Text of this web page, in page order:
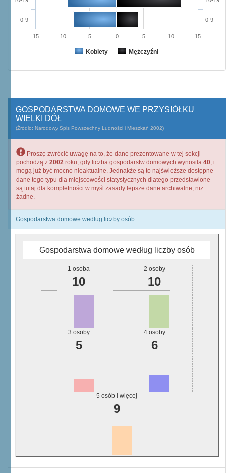
Kobiety Mężczyźni
0-9 0-9
15 10 5 0 5 10 15
GOSPODARSTWA DOMOWE WE PRZYSIÓŁKU
WIELKI DÓŁ
(Źródło: Narodowy Spis Powszechny Ludności i Mieszkań 2002)
Proszę zwrócić uwagę na to, że dane prezentowane w tej sekcji
pochodzą z 2002 roku, gdy liczba gospodarstw domowych wynosiła 40, i
mogą już być mocno nieaktualne. Jednakże są to najświeższe dostępne
dane tego typu dla miejscowości statystycznych dlatego przedstawione
są tutaj dla kompletności w myśl zasady lepsze dane archiwalne, niż
żadne.
Gospodarstwa domowe według liczby osób
Gospodarstwa domowe według liczby osób
1 osoba
10
2 osoby
10
3 osoby
5
4 osoby
6
5 osób i więcej
9